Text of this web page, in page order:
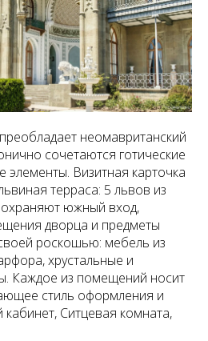
неомавританский
сочетаются готические
Визитная карточка
терраса: 5 львов из
южный вход,
дворца и предметы
роскошью: мебель из
хрустальные и
Каждое из помещений носит
стиль оформления и
кабинет, Ситцевая комната,